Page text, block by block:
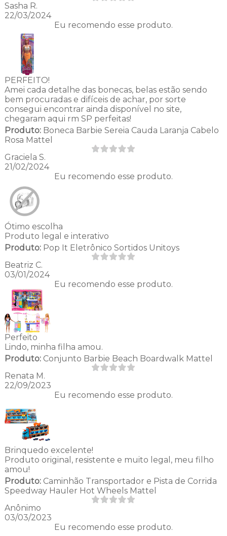
Sasha R.
22/03/2024
Eu recomendo esse produto.
PERFEITO!
Amei cada detalhe das bonecas, belas estão sendo
bem procuradas e difíceis de achar, por sorte
consegui encontrar ainda disponível no site,
chegaram aqui rm SP perfeitas!
Produto:Boneca Barbie Sereia Cauda Laranja Cabelo
Rosa Mattel
Graciela S.
21/02/2024
Eu recomendo esse produto.
Ótimo escolha
Produto legal e interativo
Produto:Pop It Eletrônico Sortidos Unitoys
Beatriz C.
03/01/2024
Eu recomendo esse produto.
Perfeito
Lindo, minha filha amou.
Produto:Conjunto Barbie Beach Boardwalk Mattel
Renata M.
22/09/2023
Eu recomendo esse produto.
Brinquedo excelente!
Produto original, resistente e muito legal, meu filho
amou!
Produto:Caminhão Transportador e Pista de Corrida
Speedway Hauler Hot Wheels Mattel
Anônimo
03/03/2023
Eu recomendo esse produto.